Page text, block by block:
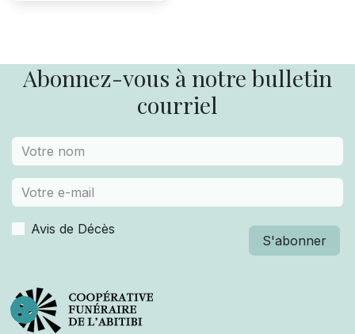
Abonnez-vous à notre bulletin
courriel
Avis de Décès
S'abonner